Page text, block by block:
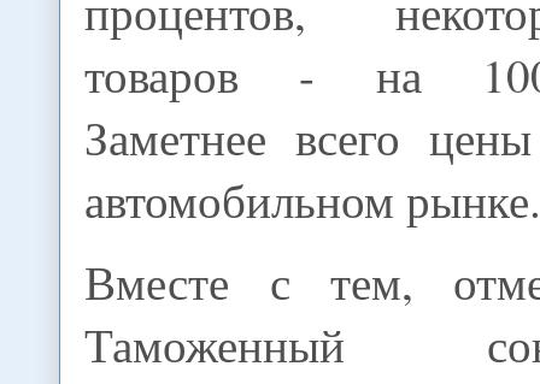
товаров - на
Заметнее всего
автомобильном
Вместе с тем,
Таможенный